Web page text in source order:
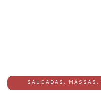
SALGADAS, MASSAS,